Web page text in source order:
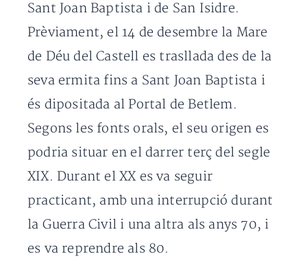
Sant Joan Baptista i de San Isidre.
Prèviament, el 14 de desembre la Mare
de Déu del Castell es trasllada des de la
seva ermita fins a Sant Joan Baptista i
és dipositada al Portal de Betlem.
Segons les fonts orals, el seu origen es
podria situar en el darrer terç del segle
XIX. Durant el XX es va seguir
practicant, amb una interrupció durant
la Guerra Civil i una altra als anys 70, i
es va reprendre als 80.